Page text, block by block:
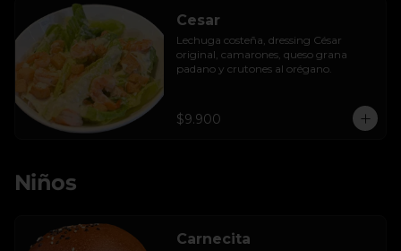
Cesar
Lechuga costeña, dressing César
original, camarones, queso grana
padano y crutones al orégano.
$9.900
Niños
Carnecita